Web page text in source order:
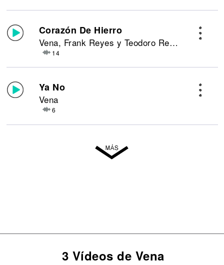
Corazón De Hierro
Vena, Frank Reyes y Teodoro Reyes
14
Ya No
Vena
6
3 Vídeos de Vena